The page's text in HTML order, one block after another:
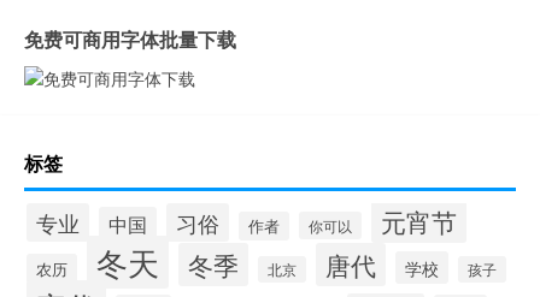
免费可商用字体批量下载
标签
专业 中国 习俗 作者 你可以 元宵节
农历 冬天 冬季 北京 唐代 学校 孩子